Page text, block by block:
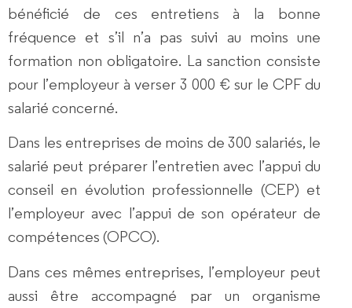
bénéficié de ces entretiens à la bonne
fréquence et s’il n’a pas suivi au moins une
formation non obligatoire. La sanction consiste
pour l’employeur à verser 3 000 € sur le CPF du
salarié concerné.
Dans les entreprises de moins de 300 salariés, le
salarié peut préparer l’entretien avec l’appui du
conseil en évolution professionnelle (CEP) et
l’employeur avec l’appui de son opérateur de
compétences (OPCO).
Dans ces mêmes entreprises, l’employeur peut
aussi être accompagné par un organisme